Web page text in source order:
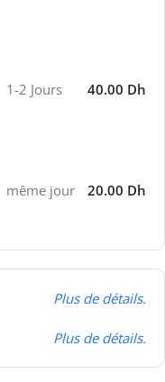
1-2 Jours 40.00 Dh
même jour 20.00 Dh
Plus de détails.
Plus de détails.